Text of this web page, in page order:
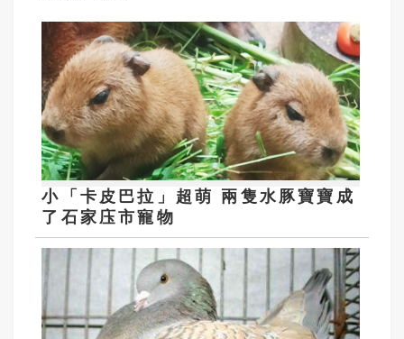
小「卡皮巴拉」超萌 兩隻水豚寶寶成
了石家庒市寵物